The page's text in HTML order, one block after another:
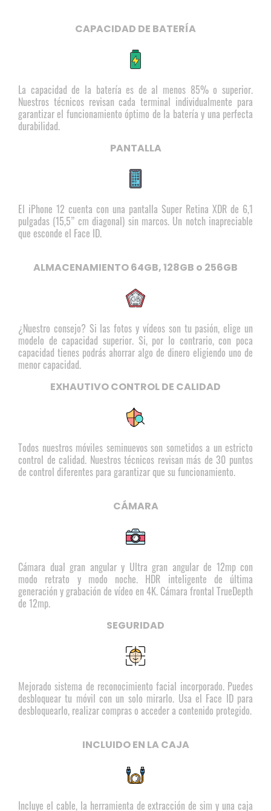
CAPACIDAD DE BATERÍA
La capacidad de la batería es de al menos 85% o superior.
Nuestros técnicos revisan cada terminal individualmente para
garantizar el funcionamiento óptimo de la batería y una perfecta
durabilidad.
PANTALLA
El iPhone 12 cuenta con una pantalla Super Retina XDR de 6,1
pulgadas (15,5” cm diagonal) sin marcos. Un notch inapreciable
que esconde el Face ID.
ALMACENAMIENTO 64GB, 128GB o 256GB
¿Nuestro consejo? Si las fotos y vídeos son tu pasión, elige un
modelo de capacidad superior. Si, por lo contrario, con poca
capacidad tienes podrás ahorrar algo de dinero eligiendo uno de
menor capacidad.
EXHAUTIVO CONTROL DE CALIDAD
Todos nuestros móviles seminuevos son sometidos a un estricto
control de calidad. Nuestros técnicos revisan más de 30 puntos
de control diferentes para garantizar que su funcionamiento.
CÁMARA
Cámara dual gran angular y Ultra gran angular de 12mp con
modo retrato y modo noche. HDR inteligente de última
generación y grabación de vídeo en 4K. Cámara frontal TrueDepth
de 12mp.
SEGURIDAD
Mejorado sistema de reconocimiento facial incorporado. Puedes
desbloquear tu móvil con un solo mirarlo. Usa el Face ID para
desbloquearlo, realizar compras o acceder a contenido protegido.
INCLUIDO EN LA CAJA
Incluye el cable, la herramienta de extracción de sim y una caja